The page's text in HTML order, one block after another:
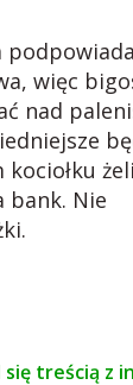
więc
nad
bank. Nie
treścią z